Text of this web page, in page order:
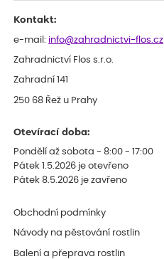
Kontakt:
e-mail: info@zahradnictvi-flos.cz
Zahradnictví Flos s.r.o.
Zahradní 141
250 68 Řež u Prahy
Otevírací doba:
Pondělí až sobota - 8:00 - 17:00
Pátek 1.5.2026 je otevřeno
Pátek 8.5.2026 je zavřeno
Obchodní podmínky
Návody na pěstování rostlin
Balení a přeprava rostlin